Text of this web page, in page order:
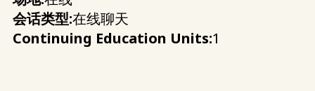
会话类型:在线聊天
Continuing Education Units:1